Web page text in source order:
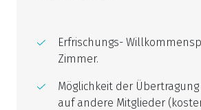
Erfrischungs-
Zimmer.
Möglichkeit der
auf andere Mitglieder